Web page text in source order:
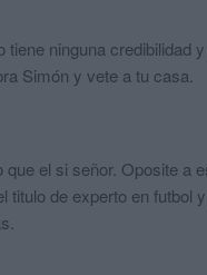
tiene ninguna credibilidad
Simón y vete a tu casa.
el si señor. Oposite a
de experto en futbol